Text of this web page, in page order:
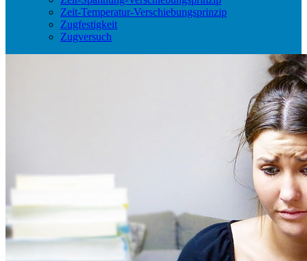
Zeit-Temperatur-Verschiebungsprinzip
Zugfestigkeit
Zugversuch